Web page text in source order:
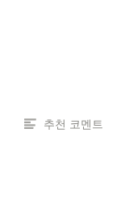
추천 코멘트